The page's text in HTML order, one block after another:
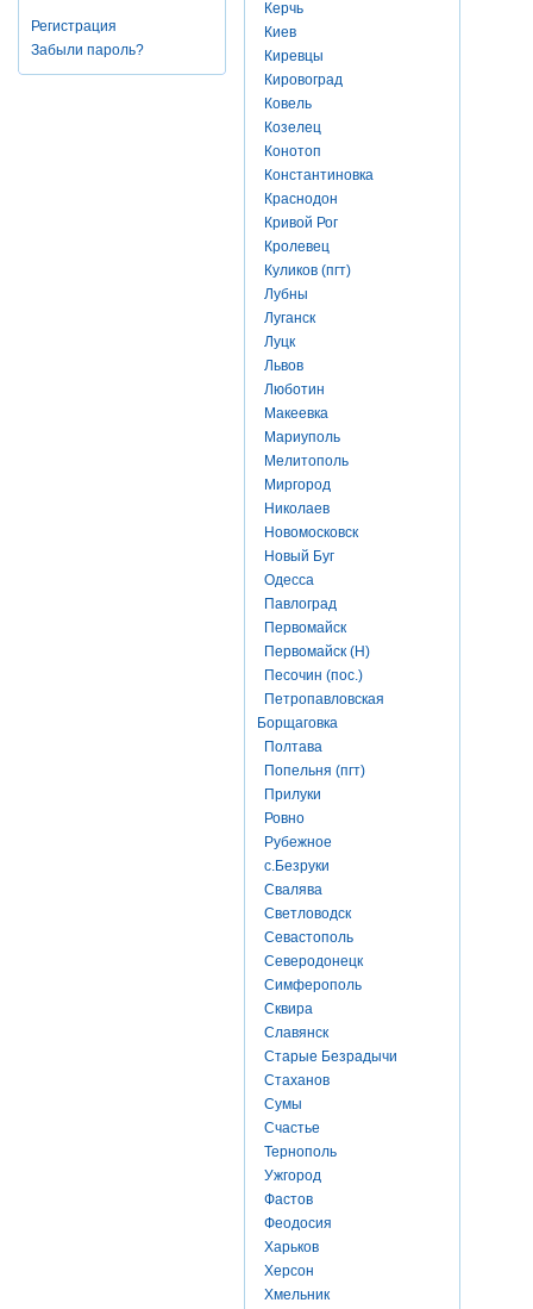
Регистрация
Забыли пароль?
Керчь
Киев
Киревцы
Кировоград
Ковель
Козелец
Конотоп
Константиновка
Краснодон
Кривой Рог
Кролевец
Куликов (пгт)
Лубны
Луганск
Луцк
Львов
Люботин
Макеевка
Мариуполь
Мелитополь
Миргород
Николаев
Новомосковск
Новый Буг
Одесса
Павлоград
Первомайск
Первомайск (Н)
Песочин (пос.)
Петропавловская
Борщаговка
Полтава
Попельня (пгт)
Прилуки
Ровно
Рубежное
с.Безруки
Свалява
Светловодск
Севастополь
Северодонецк
Симферополь
Сквира
Славянск
Старые Безрадычи
Стаханов
Сумы
Счастье
Тернополь
Ужгород
Фастов
Феодосия
Харьков
Херсон
Хмельник